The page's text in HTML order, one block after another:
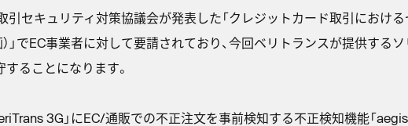
引セキュリティ対策協議会が発表した「クレジットカード取引におけ
）」でEC事業者に対して要請されており、今回ベリトランスが提供する
ることになります。
3G」にEC/通販での不正注文を事前検知する不正検知機能「aegis